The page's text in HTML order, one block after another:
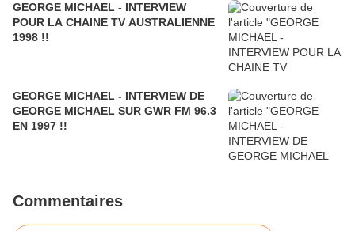
GEORGE MICHAEL - INTERVIEW
POUR LA CHAINE TV AUSTRALIENNE
1998 !!
GEORGE MICHAEL - INTERVIEW DE
GEORGE MICHAEL SUR GWR FM 96.3
EN 1997 !!
Commentaires